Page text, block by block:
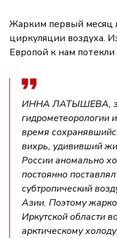
Жарким первый месяц
циркуляции воздуха.
Европой к нам потекли
ИННА ЛАТЫШЕВА,
гидрометеорологии
время
вихрь, удививший
России аномально
постоянно
субтропический
Азии. Поэтому
Иркутской области
арктическому